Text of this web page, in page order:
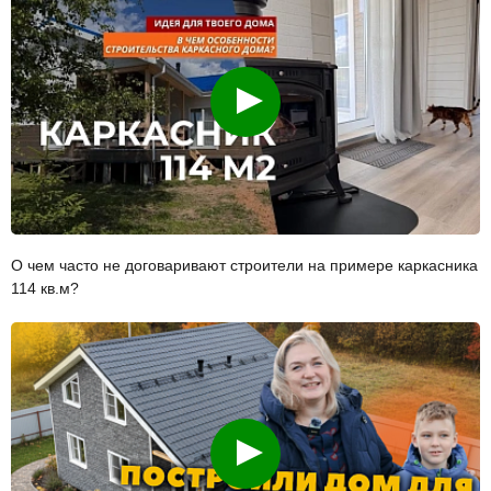
Смотреть
О чем часто не договаривают строители на примере каркасника
114 кв.м?
Смотреть